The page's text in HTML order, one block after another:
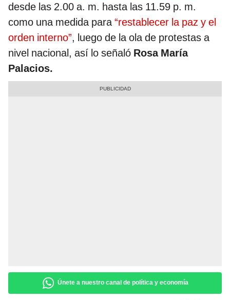
desde las 2.00 a. m. hasta las 11.59 p. m.
como una medida para“restablecer la paz y el
orden interno”, luego de la ola de protestas a
nivel nacional, así lo señaló Rosa María
Palacios.
Únete a nuestro canal de política y economía